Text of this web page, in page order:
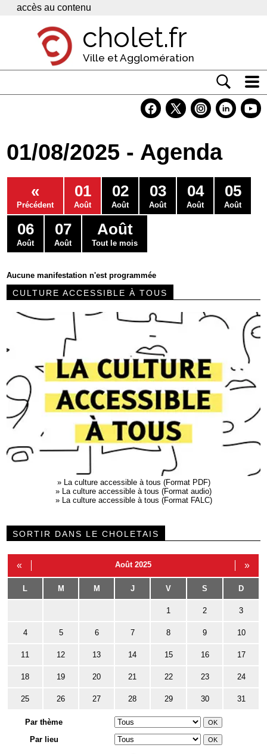
Panneau de gestion des cookies
accès au contenu
cholet.fr
Ville et Agglomération
Economie
Services
Contacts
01/08/2025 - Agenda
«
Précédent
01
Août
02
Août
03
Août
04
Août
05
Août
06
Août
07
Août
Août
Tout le mois
Aucune manifestation n'est programmée
CULTURE ACCESSIBLE À TOUS
»
La culture accessible à tous (Format PDF)
»
La culture accessible à tous (Format audio)
»
La culture accessible à tous (Format FALC)
SORTIR DANS LE CHOLETAIS
« Août 2025 »
L M M J V S D
1 2 3
4 5 6 7 8 9 10
11 12 13 14 15 16 17
18 19 20 21 22 23 24
25 26 27 28 29 30 31
Par thème
Par lieu